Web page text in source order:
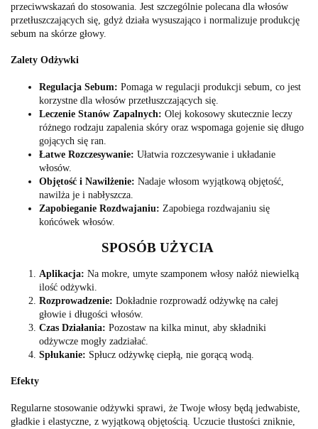
przeciwwskazań do stosowania. Jest szczególnie polecana dla włosów
przetłuszczających się, gdyż działa wysuszająco i normalizuje produkcję
sebum na skórze głowy.
Zalety Odżywki
Regulacja Sebum: Pomaga w regulacji produkcji sebum, co jest
korzystne dla włosów przetłuszczających się.
Leczenie Stanów Zapalnych: Olej kokosowy skutecznie leczy
różnego rodzaju zapalenia skóry oraz wspomaga gojenie się długo
gojących się ran.
Łatwe Rozczesywanie: Ułatwia rozczesywanie i układanie
włosów.
Objętość i Nawilżenie: Nadaje włosom wyjątkową objętość,
nawilża je i nabłyszcza.
Zapobieganie Rozdwajaniu: Zapobiega rozdwajaniu się
końcówek włosów.
SPOSÓB UŻYCIA
Aplikacja: Na mokre, umyte szamponem włosy nałóż niewielką
ilość odżywki.
Rozprowadzenie: Dokładnie rozprowadź odżywkę na całej
głowie i długości włosów.
Czas Działania: Pozostaw na kilka minut, aby składniki
odżywcze mogły zadziałać.
Spłukanie: Spłucz odżywkę ciepłą, nie gorącą wodą.
Efekty
Regularne stosowanie odżywki sprawi, że Twoje włosy będą jedwabiste,
gładkie i elastyczne, z wyjątkową objętością. Uczucie tłustości zniknie,